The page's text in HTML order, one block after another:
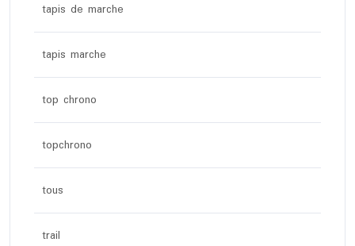
tapis de marche
tapis marche
top chrono
topchrono
tous
trail